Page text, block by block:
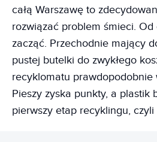
całą Warszawę to
rozwiązać problem śmieci.
zacząć. Przechodnie mający
pustej butelki do zwykłego
recyklomatu prawdopodobnie
Pieszy zyska punkty, a plastik
pierwszy etap recyklingu, czyli